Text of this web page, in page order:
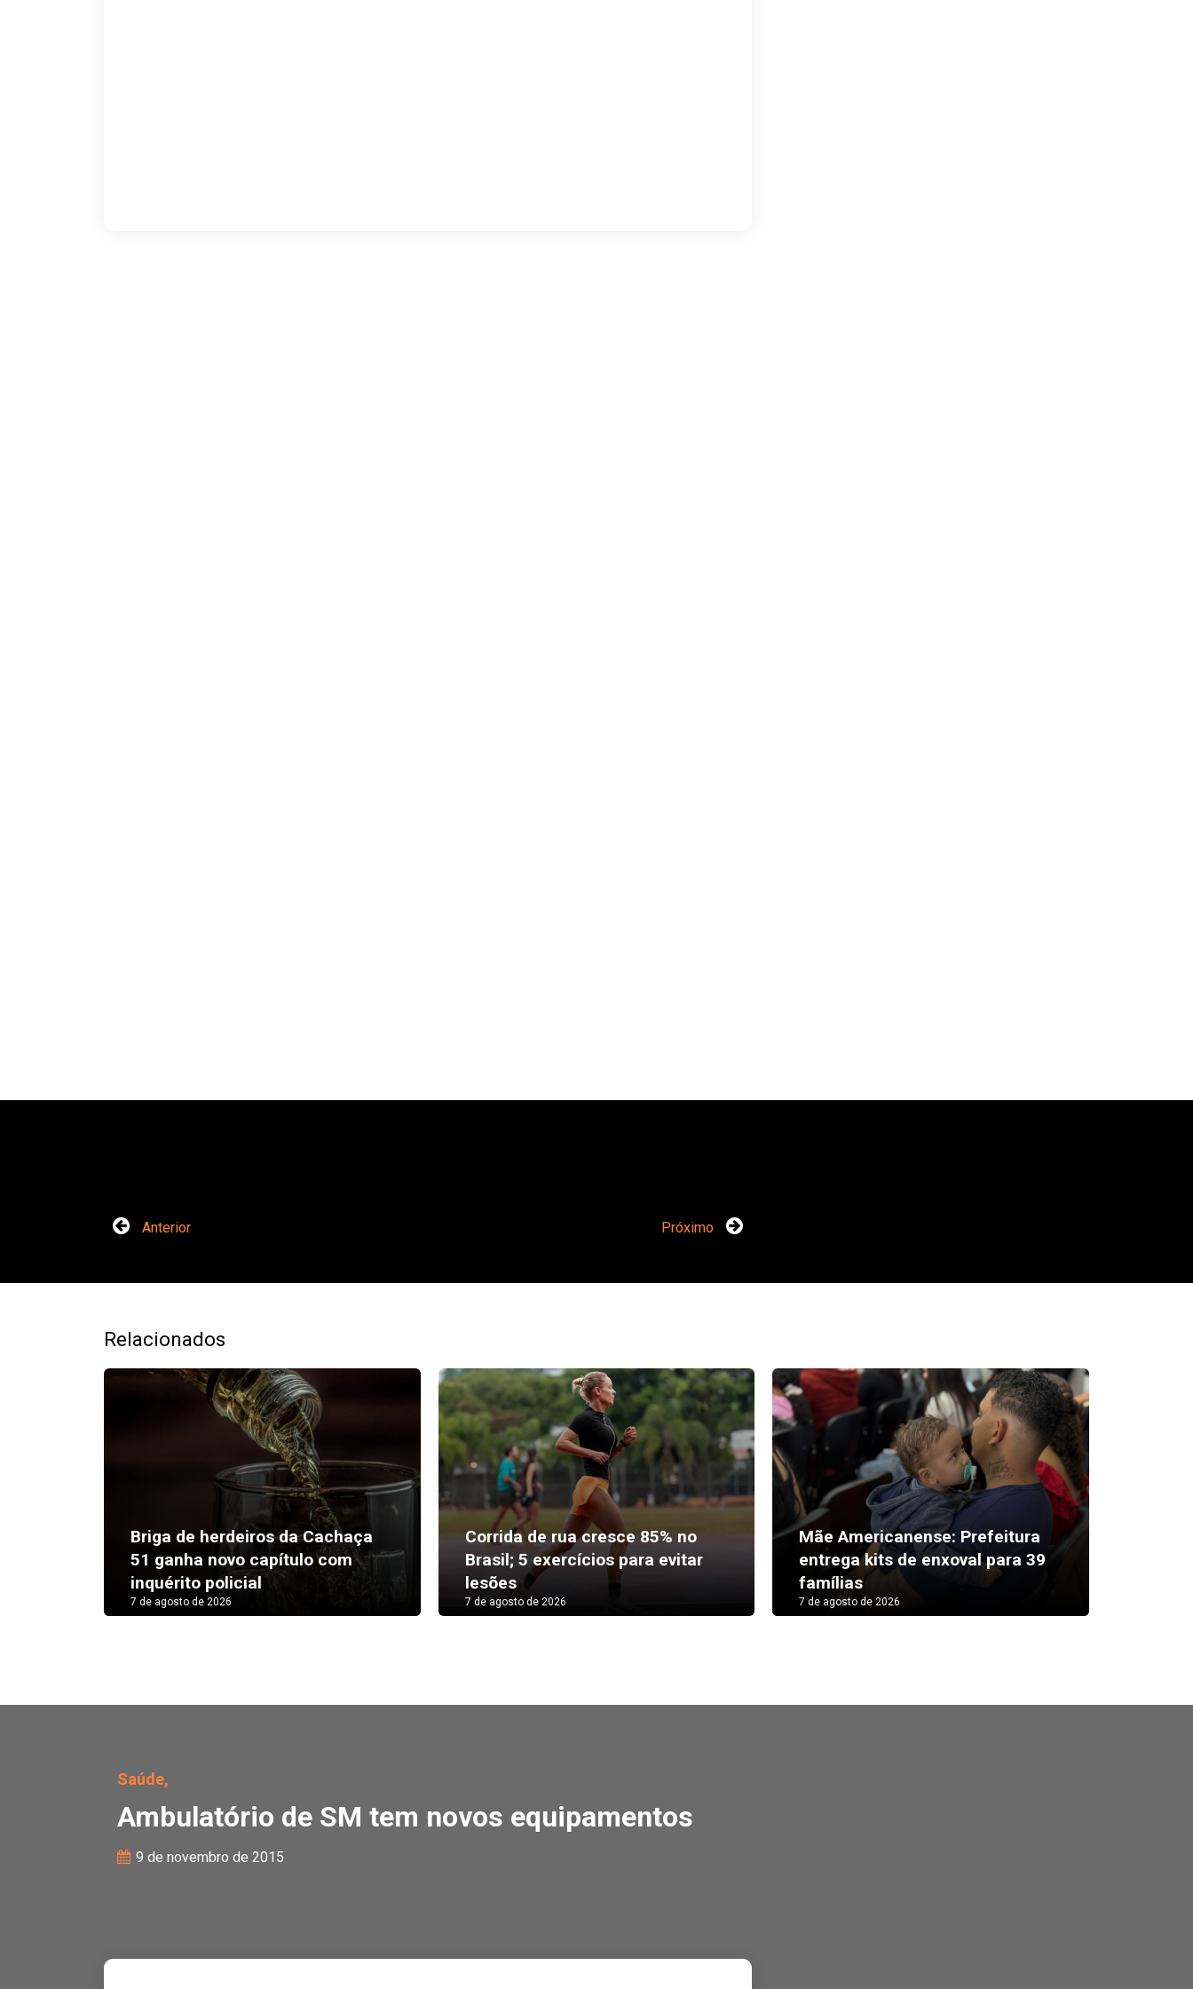
Anterior Próximo
Relacionados
Briga de herdeiros da Cachaça
51 ganha novo capítulo com
inquérito policial
7 de agosto de 2026
Corrida de rua cresce 85% no
Brasil; 5 exercícios para evitar
lesões
7 de agosto de 2026
Mãe Americanense: Prefeitura
entrega kits de enxoval para 39
famílias
7 de agosto de 2026
Saúde,
Ambulatório de SM tem novos equipamentos
9 de novembro de 2015